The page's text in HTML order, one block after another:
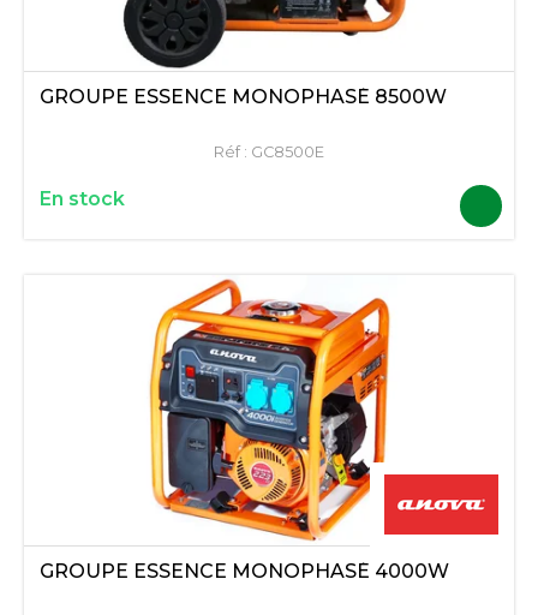
GROUPE ESSENCE MONOPHASÉ 8500W
Réf : GC8500E
En stock
GROUPE ESSENCE MONOPHASÉ 4000W